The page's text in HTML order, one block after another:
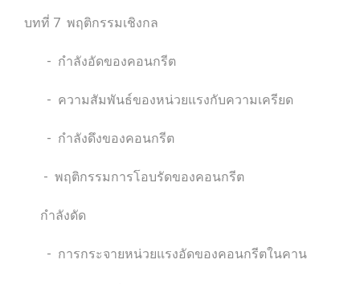
บทที่ 7 พฤติกรรมเชิงกล
- กำลังอัดของคอนกรีต
- ความสัมพันธ์ของหน่วยแรงกับความเครียด
- กำลังดึงของคอนกรีต
- พฤติกรรมการโอบรัดของคอนกรีต
กำลังดัด
- การกระจายหน่วยแรงอัดของคอนกรีตในคาน